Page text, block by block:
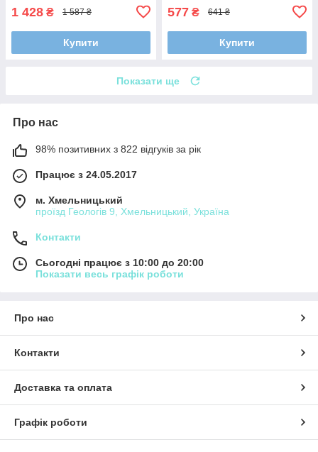
1 428 ₴ 1 587 ₴
Купити
577 ₴ 641 ₴
Купити
Показати ще
Про нас
98% позитивних з 822 відгуків за рік
Працює з 24.05.2017
м. Хмельницький
проїзд Геологів 9, Хмельницький, Україна
Контакти
Сьогодні працює з 10:00 до 20:00
Показати весь графік роботи
Про нас
Контакти
Доставка та оплата
Графік роботи